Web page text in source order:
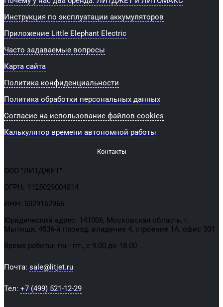
Инструкция по эксплуатации аккумуляторов
Приложение Little Elephant Electric
Часто задаваемые вопросы
Карта сайта
Политика конфиденциальности
Политика обработки персональных данных
Согласие на использование файлов cookies
Калькулятор времени автономной работы
Контакты
ООО "ЛИТДЖЕТ"
ОГРН: 1125029004814
ИНН: 5029162966
Юридический адрес: 141006, Московская область, г.
Мытищи, 4536-й проезд, владение 4, строение 1А, офис 301
Время работы: пн.- пт., с 9.00 до 18.00
Почта: sale@litjet.ru
Тел: +7 (499) 521-12-29